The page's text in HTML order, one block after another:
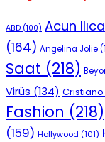
ABD (100) Acun
(164) Angelina Jolie
Saat (218)
Virüs (134)
Fashion (218)
(159) Hollywood (101)